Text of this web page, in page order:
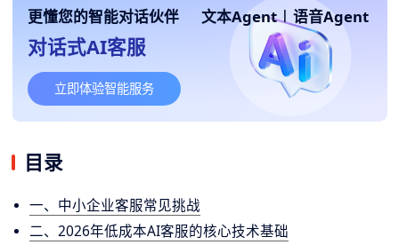
更懂您的智能对话伙伴 文本Agent | 语音Agent
对话式AI客服
立即体验智能服务
目录
一、中小企业客服常见挑战
二、2026年低成本AI客服的核心技术基础